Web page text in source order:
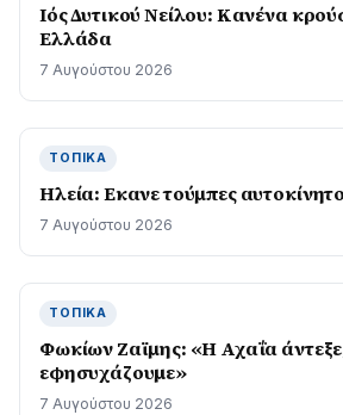
Ιός Δυτικού Νείλου: Κανένα
Ελλάδα
7 Αυγούστου 2026
ΤΟΠΙΚΆ
Ηλεία: Εκανε τούμπες
7 Αυγούστου 2026
ΤΟΠΙΚΆ
Φωκίων Ζαϊμης: «Η Αχαΐα
εφησυχάζουµε»
7 Αυγούστου 2026